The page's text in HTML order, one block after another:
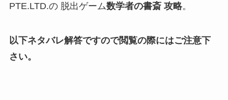
PTE.LTD.の 脱出ゲーム数学者の書斎 攻略。
以下ネタバレ解答ですので閲覧の際にはご注意下
さい。